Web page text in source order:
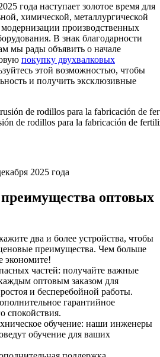
года наступает золотое время для
химической, металлургической
производственных
В знак благодарности
мы рады объявить о начале
покупку двухвалковых
этой возможностью, чтобы
и получить эксклюзивные
de rodillos para la fabricación de
2025 года
оптовых
два и более устройства, чтобы
преимущества. Чем больше
экономите!
частей: получайте важные
оптовым заказом для
и бесперебойной работы.
гарантийное
спокойствия.
обучение: наши инженеры
обучение для ваших